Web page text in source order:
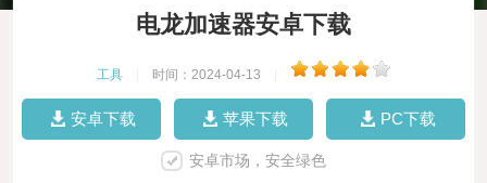
电龙加速器安卓下载
工具 时间：2024-04-13
安卓下载 苹果下载 PC下载
安卓市场，安全绿色